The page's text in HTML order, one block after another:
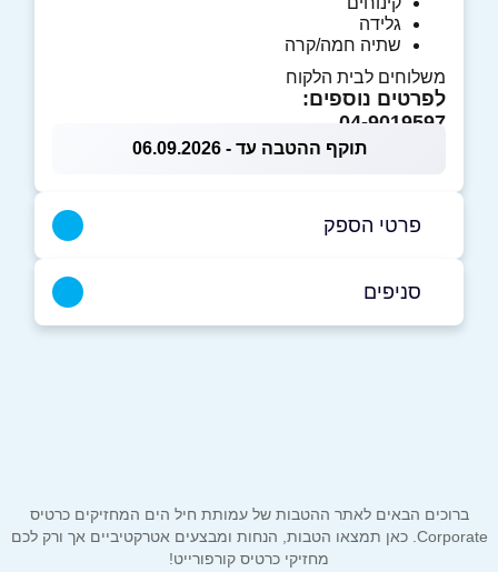
גלידה
שתיה חמה/קרה
משלוחים לבית הלקוח
לפרטים נוספים:
04-9019597
תוקף ההטבה עד - 06.09.2026
פרטי הספק
אימייל*
סניפים
ברוכים הבאים לאתר ההטבות של עמותת חיל הים המחזיקים כרטיס
Corporate. כאן תמצאו הטבות, הנחות ומבצעים אטרקטיביים אך ורק לכם
מחזיקי כרטיס קורפורייט!